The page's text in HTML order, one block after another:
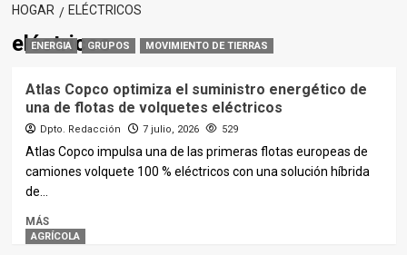
HOGAR ELÉCTRICOS
eléctricos
ENERGIA GRUPOS MOVIMIENTO DE TIERRAS
Atlas Copco optimiza el suministro energético de
una de flotas de volquetes eléctricos
Dpto. Redacción 7 julio, 2026 529
Atlas Copco impulsa una de las primeras flotas europeas de
camiones volquete 100 % eléctricos con una solución híbrida
de...
MÁS
AGRÍCOLA